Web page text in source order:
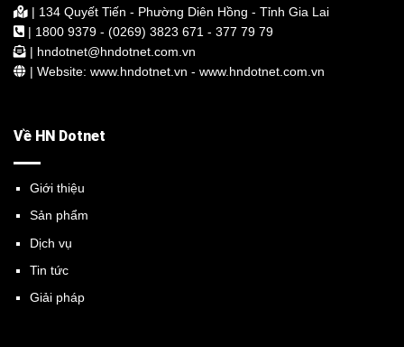
| 134 Quyết Tiến - Phường Diên Hồng - Tỉnh Gia Lai
| 1800 9379 - (0269) 3823 671 - 377 79 79
| hndotnet@hndotnet.com.vn
| Website: www.hndotnet.vn - www.hndotnet.com.vn
Về HN Dotnet
Giới thiệu
Sản phẩm
Dịch vụ
Tin tức
Giải pháp